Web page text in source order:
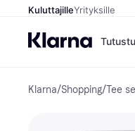
KuluttajilleYrityksille
Klarna/Shopping/Tee